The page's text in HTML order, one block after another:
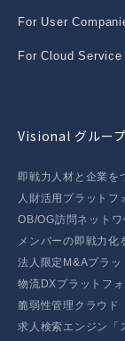
For User
For Cloud
Visional グルー
即戦力人材と企業を
人財活用プラット
OB/OG訪問ネットワ
メンバーの即戦力化
法人限定M&Aプラッ
物流DXプラットフ
脆弱性管理クラウド
求人検索エンジン「